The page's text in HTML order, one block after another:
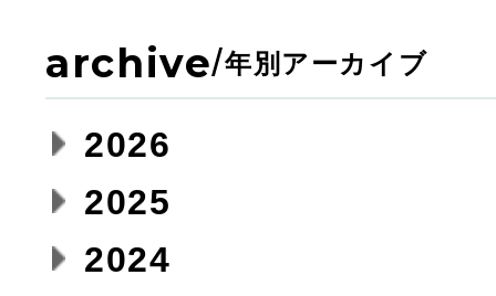
archive/年別アーカイブ
2026
2025
2024